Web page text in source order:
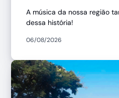
A música da nossa região
dessa história!
06/08/2026